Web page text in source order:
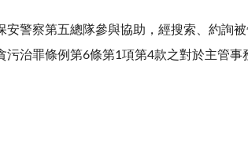
警察第五總隊參與協助，經搜索、約詢
治罪條例第6條第1項第4款之對於主管事